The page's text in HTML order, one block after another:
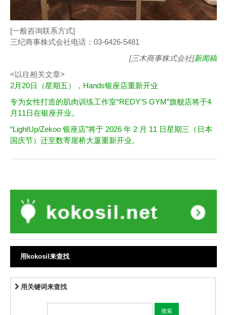
[一般咨询联系方式]
三纪商事株式会社电话：03-6426-5481
[三木商事株式会社]新闻稿
<以往相关文章>
2月20日（星期五），Hands银座店重新开业
专为女性打造的肌肉训练工作室“REDY'S GYM”旗舰店将于4
月11日在银座开业。
“LightUp/Zekoo 银座店”将于 2026 年 2 月 11 日星期三（日本
国庆节）迁至数寄屋桥大厦重新开业。
用kokosil来查找
用关键词来查找